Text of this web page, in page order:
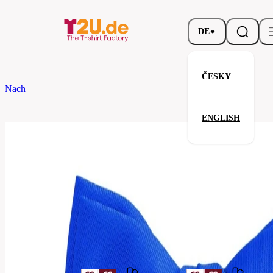
DE
ČESKY
ENGLISH
Nach dem Brand
Parameter
CG
00170-
01-
bugatti
Verwandte Produkte
Ihre Zufriedenheit ist unsere Priorität.